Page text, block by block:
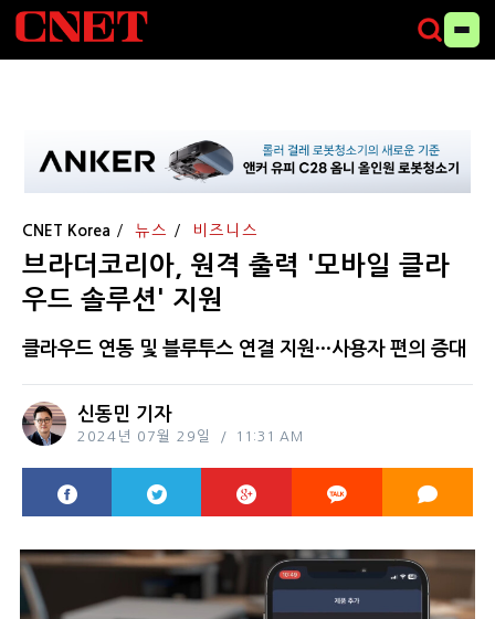
CNET Korea 뉴스 비즈니스
브라더코리아, 원격 출력 '모바일 클라
우드 솔루션' 지원
클라우드 연동 및 블루투스 연결 지원···사용자 편의 증대
신동민 기자
2024년 07월 29일 11:31 AM